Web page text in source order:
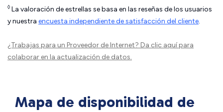
◊ La valoración de estrellas se basa en las reseñas de los usuarios
y nuestra encuesta independiente de satisfacción del cliente.
¿Trabajas para un Proveedor de Internet? Da clic aquípara
colaborar en la actualización de datos.
Mapa de disponibilidad de